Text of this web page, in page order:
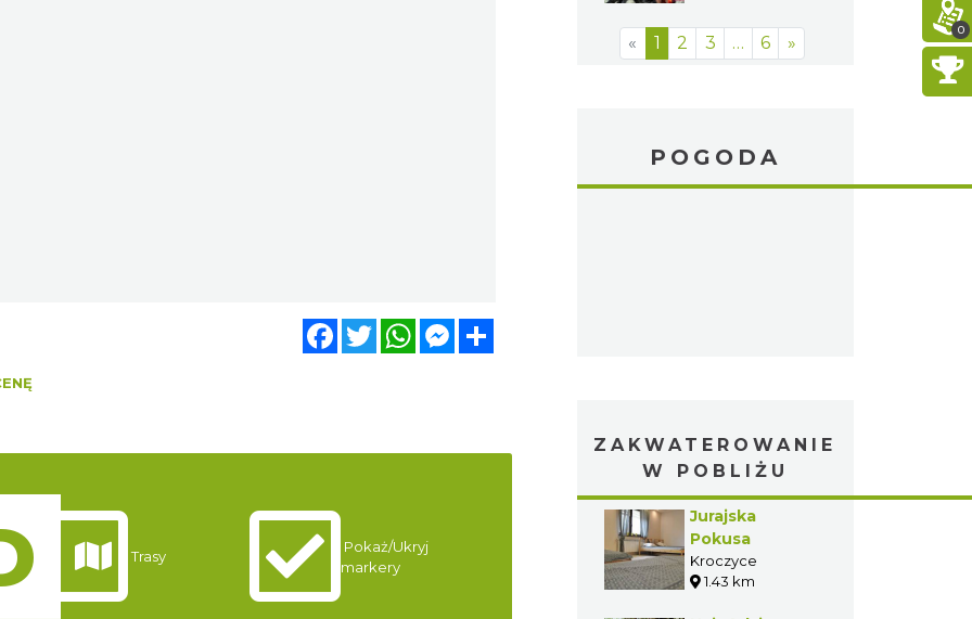
FacebookTwitterWhatsAppMessenger
Trasy
Pokaż/Ukryj
markery
« 1 2 3 … 6 »
POGODA
ZAKWATEROWANIE
W POBLIŻU
Jurajska
Pokusa
Kroczyce
1.43 km
0